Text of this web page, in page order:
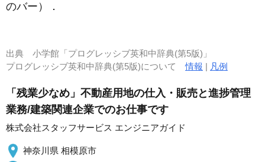
のバー）
．
出典 小学館「プログレッシブ英和中辞典(第5版)」
プログレッシブ英和中辞典(第5版)について情報 | 凡例
「残業少なめ」不動産用地の仕入・販売と進捗管理
業務/建築関連企業でのお仕事です
株式会社スタッフサービス エンジニアガイド
神奈川県 相模原市